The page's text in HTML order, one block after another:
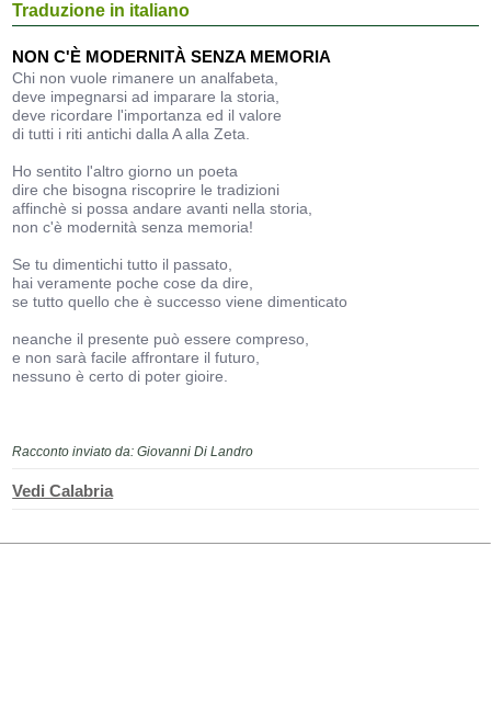
Traduzione in italiano
NON C'È MODERNITÀ SENZA MEMORIA
Chi non vuole rimanere un analfabeta,
deve impegnarsi ad imparare la storia,
deve ricordare l'importanza ed il valore
di tutti i riti antichi dalla A alla Zeta.
Ho sentito l'altro giorno un poeta
dire che bisogna riscoprire le tradizioni
affinchè si possa andare avanti nella storia,
non c'è modernità senza memoria!
Se tu dimentichi tutto il passato,
hai veramente poche cose da dire,
se tutto quello che è successo viene dimenticato
neanche il presente può essere compreso,
e non sarà facile affrontare il futuro,
nessuno è certo di poter gioire.
Racconto inviato da: Giovanni Di Landro
Vedi Calabria